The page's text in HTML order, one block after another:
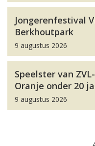
Jongerenfestival
Berkhoutpark
9 augustus 2026
Speelster van
Oranje onder 20
9 augustus 2026